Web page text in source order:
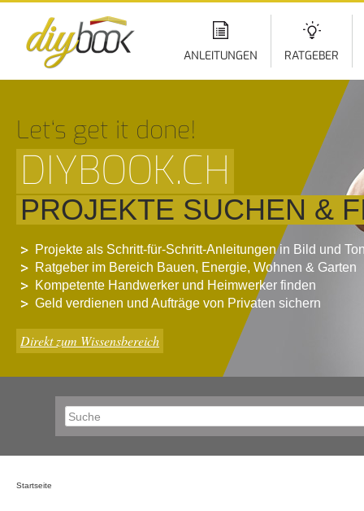
ANLEITUNGEN RATGEBER
Let‘s get it done!
DIYBOOK.CH
PROJEKTE SUCHEN &
Projekte als Schritt-für-Schritt-Anleitungen in Bild und
Ratgeber im Bereich Bauen, Energie, Wohnen & Garten
Kompetente Handwerker und Heimwerker finden
Geld verdienen und Aufträge von Privaten sichern
Direkt zum Wissensbereich
Startseite